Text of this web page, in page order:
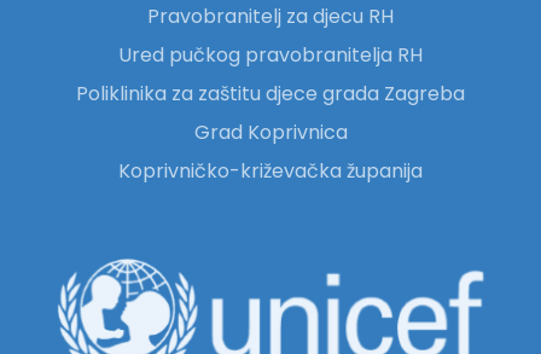
Pravobranitelj za djecu RH
Ured pučkog pravobranitelja RH
Poliklinika za zaštitu djece grada Zagreba
Grad Koprivnica
Koprivničko-križevačka županija